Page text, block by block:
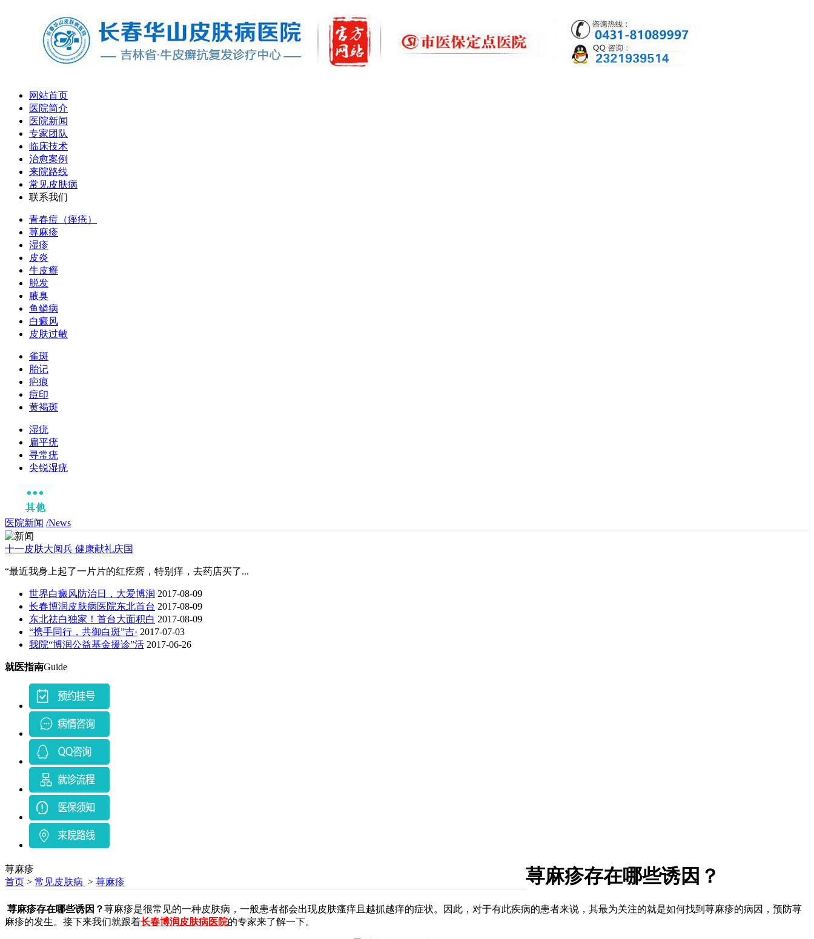
网站首页
医院简介
医院新闻
专家团队
临床技术
治愈案例
来院路线
常见皮肤病
联系我们
青春痘（痤疮）
荨麻疹
湿疹
皮炎
牛皮癣
脱发
腋臭
鱼鳞病
白癜风
皮肤过敏
雀斑
胎记
疤痕
痘印
黄褐斑
湿疣
扁平疣
寻常疣
尖锐湿疣
医院新闻 /News
十一皮肤大阅兵 健康献礼庆国
“最近我身上起了一片片的红疙瘩，特别痒，去药店买了...
世界白癜风防治日，大爱博润 2017-08-09
长春博润皮肤病医院东北首台 2017-08-09
东北祛白独家！首台大面积白 2017-08-09
“携手同行，共御白斑”吉· 2017-07-03
我院“博润公益基金援诊”活 2017-06-26
就医指南Guide
荨麻疹
首页 > 常见皮肤病 > 荨麻疹 荨麻疹存在哪些诱因？
荨麻疹存在哪些诱因？荨麻疹是很常见的一种皮肤病，一般患者都会出现皮肤瘙痒且越抓越痒的症状。因此，对于有此疾病的患者来说，其最为关注的就是如何找到荨麻疹的病因，预防荨
麻疹的发生。接下来我们就跟着长春博润皮肤病医院的专家来了解一下。